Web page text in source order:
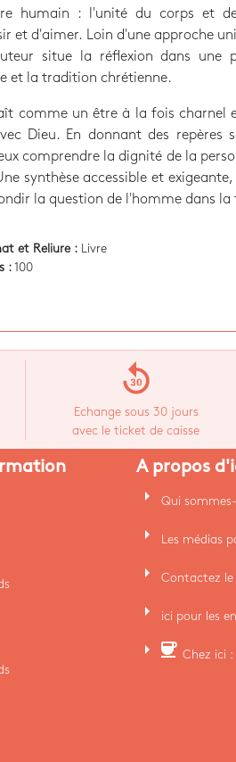
humain : l'unité du corps et
et d'aimer. Loin d'une approche
situe la réflexion dans une
et la tradition chrétienne.
comme un être à la fois charnel
Dieu. En donnant des repères
comprendre la dignité de la
synthèse accessible et
la question de l'homme dans la
et Reliure :
Livre
: 100
replay_30
Echange sous 30 jours
avec le ticket de caisse
A propos
arrow_right Qui
arrow_right Les médias
arrow_right Contactez le
arrow_right ici pour les
arrow_right coffee Chez ici